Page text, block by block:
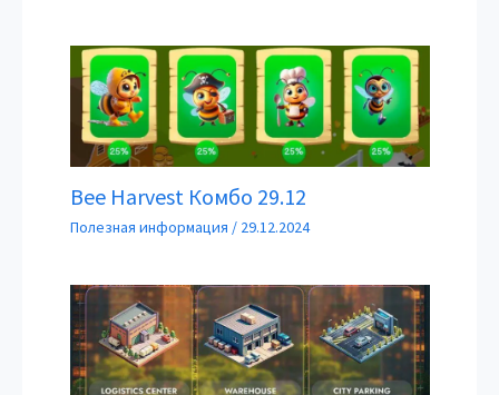
Bee Harvest Комбо 29.12
Полезная информация / 29.12.2024